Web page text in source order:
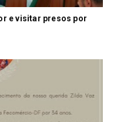
e visitar presos por